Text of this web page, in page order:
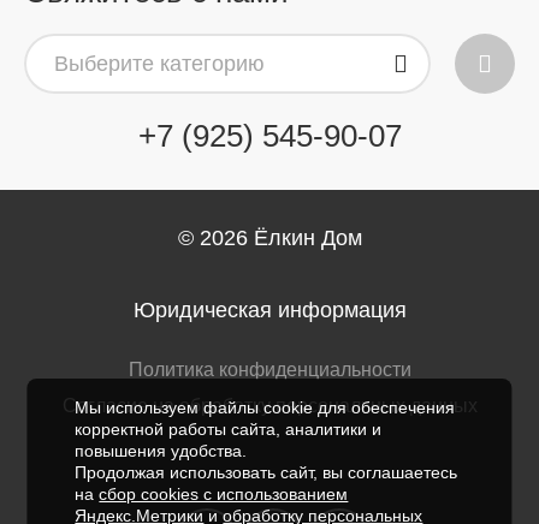
Выберите категорию
+7 (925) 545-90-07
© 2026 Ёлкин Дом
Юридическая информация
Политика конфиденциальности
Согласие на обработку персональных данных
Мы используем файлы cookie для обеспечения
корректной работы сайта, аналитики и
повышения удобства.
Продолжая использовать сайт, вы соглашаетесь
насбор cookies с использованием
Яндекс.Метрикииобработку персональных